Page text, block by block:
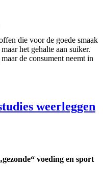
die voor de goede smaak
het gehalte aan suiker.
de consument neemt in
weerleggen
voeding en sport